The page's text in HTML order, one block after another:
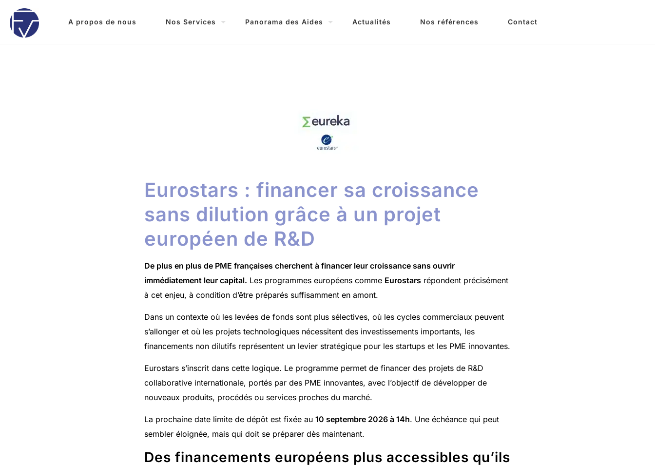
A propos de nous Nos Services Panorama des Aides Actualités Nos références Contact
Eurostars : financer sa croissance
sans dilution grâce à un projet
européen de R&D
De plus en plus de PME françaises cherchent à financer leur croissance sans ouvrir
immédiatement leur capital. Les programmes européens comme Eurostarsrépondent précisément
à cet enjeu, à condition d’être préparés suffisamment en amont.
Dans un contexte où les levées de fonds sont plus sélectives, où les cycles commerciaux peuvent
s’allonger et où les projets technologiques nécessitent des investissements importants, les
financements non dilutifs représentent un levier stratégique pour les startups et les PME innovantes.
Eurostars s’inscrit dans cette logique. Le programme permet de financer des projets de R&D
collaborative internationale, portés par des PME innovantes, avec l’objectif de développer de
nouveaux produits, procédés ou services proches du marché.
La prochaine date limite de dépôt est fixée au 10 septembre 2026 à 14h. Une échéance qui peut
sembler éloignée, mais qui doit se préparer dès maintenant.
Des financements européens plus accessibles qu’ils